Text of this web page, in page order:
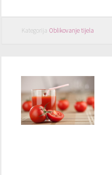
Kategorija Oblikovanje tijela